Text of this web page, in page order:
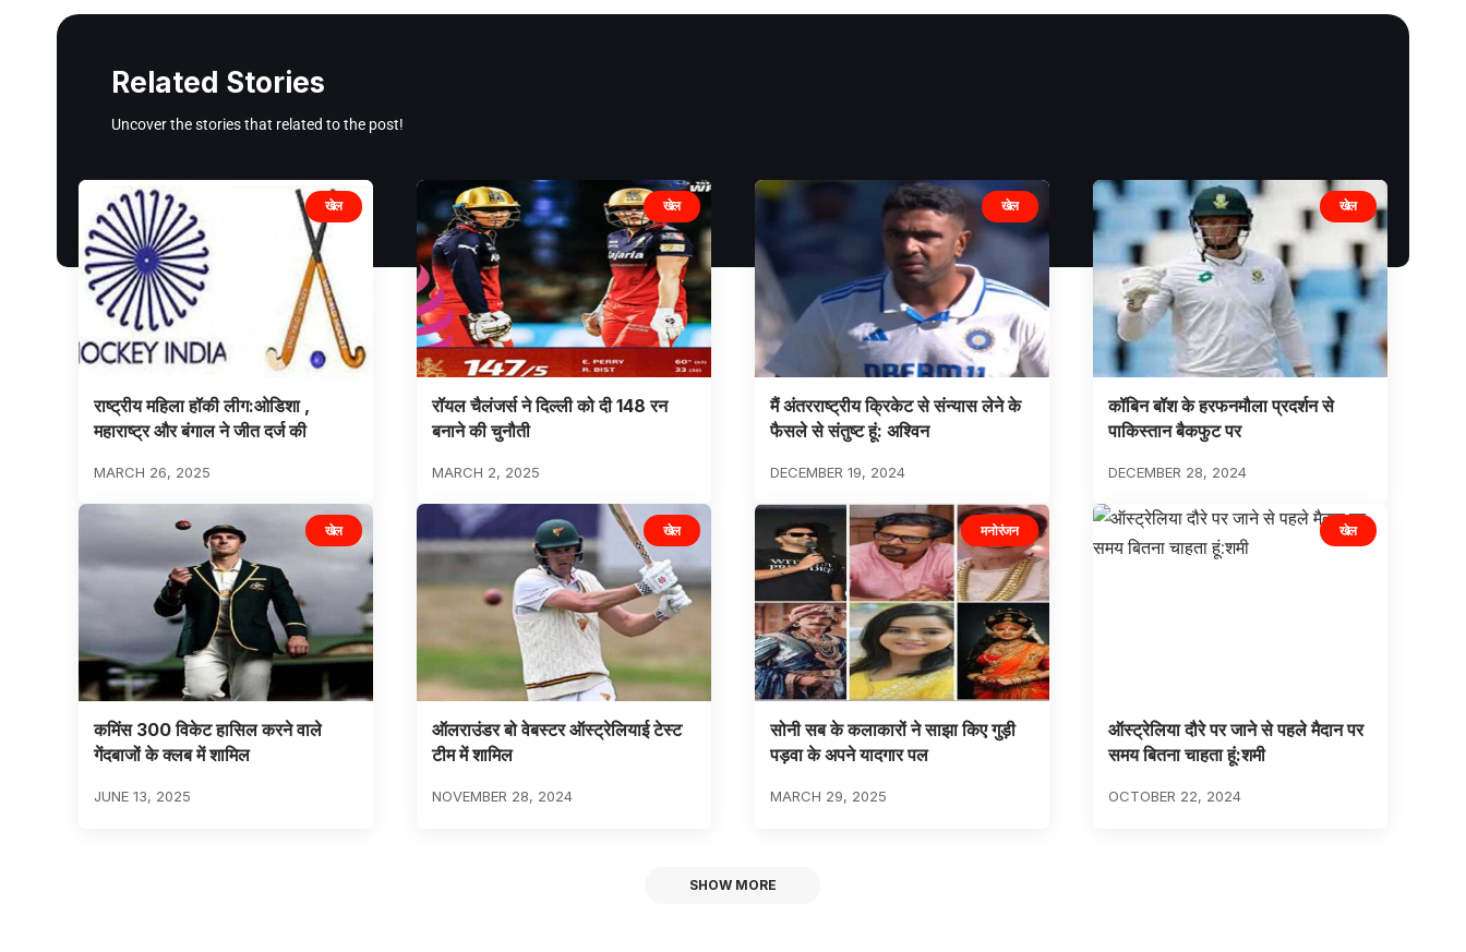
Related Stories
Uncover the stories that related to the post!
खेल
राष्ट्रीय महिला हॉकी लीग:ओडिशा ,
महाराष्ट्र और बंगाल ने जीत दर्ज की
MARCH 26, 2025
खेल
रॉयल चैलंजर्स ने दिल्ली को दी 148 रन
बनाने की चुनौती
MARCH 2, 2025
खेल
मैं अंतरराष्ट्रीय क्रिकेट से संन्यास लेने के
फैसले से संतुष्ट हूं: अश्विन
DECEMBER 19, 2024
खेल
कॉबिन बॉश के हरफनमौला प्रदर्शन से
पाकिस्तान बैकफुट पर
DECEMBER 28, 2024
खेल
कमिंस 300 विकेट हासिल करने वाले
गेंदबाजों के क्लब में शामिल
JUNE 13, 2025
खेल
ऑलराउंडर बो वेबस्टर ऑस्ट्रेलियाई टेस्ट
टीम में शामिल
NOVEMBER 28, 2024
मनोरंजन
सोनी सब के कलाकारों ने साझा किए गुड़ी
पड़वा के अपने यादगार पल
MARCH 29, 2025
खेल
ऑस्ट्रेलिया दौरे पर जाने से पहले मैदान पर
समय बितना चाहता हूं:शमी
OCTOBER 22, 2024
SHOW MORE